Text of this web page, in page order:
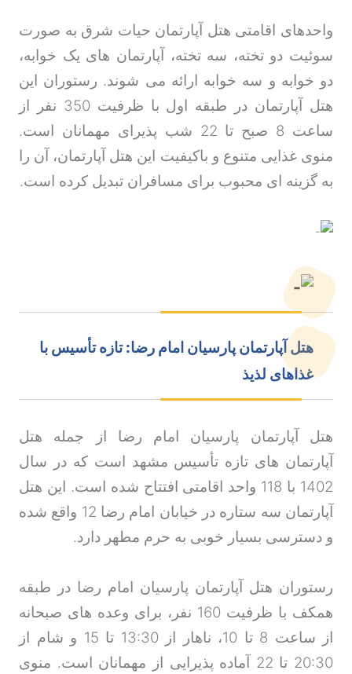
واحدهای اقامتی هتل آپارتمان حیات شرق به صورت
سوئیت دو تخته، سه تخته، آپارتمان های یک خوابه،
دو خوابه و سه خوابه ارائه می شوند. رستوران این
هتل آپارتمان در طبقه اول با ظرفیت 350 نفر از
ساعت 8 صبح تا 22 شب پذیرای مهمانان است.
منوی غذایی متنوع و باکیفیت این هتل آپارتمان، آن را
به گزینه ای محبوب برای مسافران تبدیل کرده است.
هتل آپارتمان پارسیان امام رضا: تازه تأسیس با
غذاهای لذیذ
هتل آپارتمان پارسیان امام رضا از جمله هتل
آپارتمان های تازه تأسیس مشهد است که در سال
1402 با 118 واحد اقامتی افتتاح شده است. این هتل
آپارتمان سه ستاره در خیابان امام رضا 12 واقع شده
و دسترسی بسیار خوبی به حرم مطهر دارد.
رستوران هتل آپارتمان پارسیان امام رضا در طبقه
همکف با ظرفیت 160 نفر، برای وعده های صبحانه
از ساعت 8 تا 10، ناهار از 13:30 تا 15 و شام از
20:30 تا 22 آماده پذیرایی از مهمانان است. منوی